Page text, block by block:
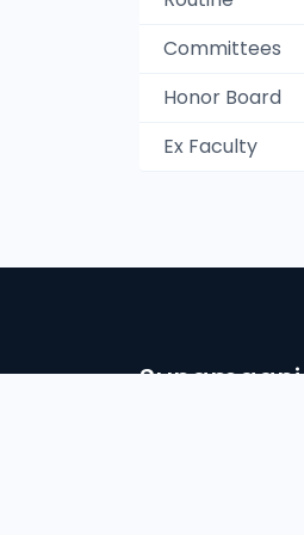
Committees
Honor Board
Ex Faculty